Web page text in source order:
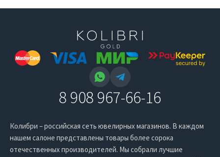
8 908 967-66-16
Колибри – российская сеть ювелирных магазинов. В каждом
нашем салоне представлены товары более сорока
отечественных производителей. Мы собрали лучшие